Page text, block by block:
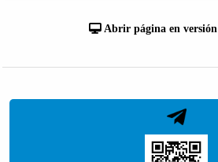
Abrir página en